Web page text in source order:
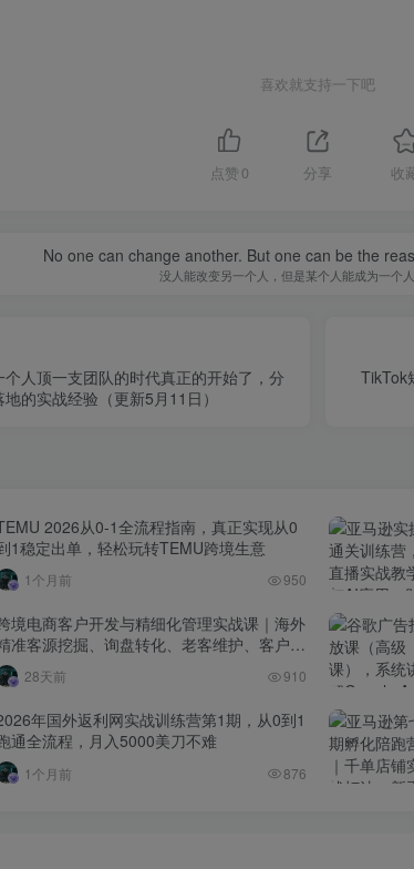
喜欢就支持一下吧
点赞 0 分享 收
No one can change another. But one can be the
没人能改变另一个人，但是某个人能成为一个
人顶一支团队的时代真正的开始了，分
的实战经验（更新5月11日）
TikTok
2026从0-1全流程指南，真正实现从0
1稳定出单，轻松玩转TEMU跨境生意
1个月前 950
境电商客户开发与精细化管理实战课｜海外
准客源挖掘、询盘转化、老客维护、客户分
全流程落地教程
28天前 910
年国外返利网实战训练营第1期，从0到1
通全流程，月入5000美刀不难
1个月前 876